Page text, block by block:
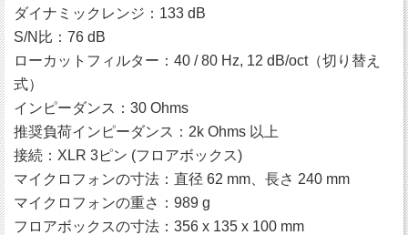
ダイナミックレンジ：133 dB
S/N比：76 dB
ローカットフィルター：40 / 80 Hz, 12 dB/oct（切り替え
式）
インピーダンス：30 Ohms
推奨負荷インピーダンス：2k Ohms 以上
接続：XLR 3ピン (フロアボックス)
マイクロフォンの寸法：直径 62 mm、長さ 240 mm
マイクロフォンの重さ：989 g
フロアボックスの寸法：356 x 135 x 100 mm